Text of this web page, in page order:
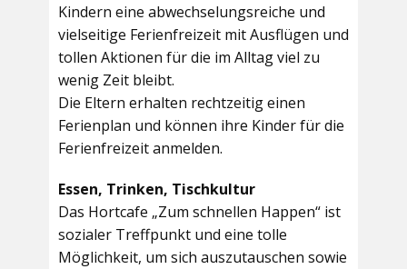
Kindern eine abwechselungsreiche und
vielseitige Ferienfreizeit mit Ausflügen und
tollen Aktionen für die im Alltag viel zu
wenig Zeit bleibt.
Die Eltern erhalten rechtzeitig einen
Ferienplan und können ihre Kinder für die
Ferienfreizeit anmelden.
Essen, Trinken, Tischkultur
Das Hortcafe „Zum schnellen Happen“ ist
sozialer Treffpunkt und eine tolle
Möglichkeit, um sich auszutauschen sowie